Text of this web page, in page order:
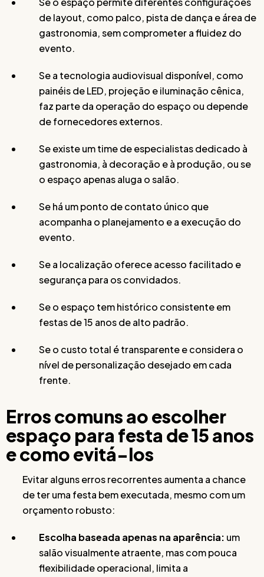
de layout, como palco, pista de dança e área de
gastronomia, sem comprometer a fluidez do
evento.
Se a tecnologia audiovisual disponível, como
painéis de LED, projeção e iluminação cênica,
faz parte da operação do espaço ou depende
de fornecedores externos.
Se existe um time de especialistas dedicado à
gastronomia, à decoração e à produção, ou se
o espaço apenas aluga o salão.
Se há um ponto de contato único que
acompanha o planejamento e a execução do
evento.
Se a localização oferece acesso facilitado e
segurança para os convidados.
Se o espaço tem histórico consistente em
festas de 15 anos de alto padrão.
Se o custo total é transparente e considera o
nível de personalização desejado em cada
frente.
Erros comuns ao escolher
espaço para festa de 15 anos
e como evitá-los
Evitar alguns erros recorrentes aumenta a chance
de ter uma festa bem executada, mesmo com um
orçamento robusto:
Escolha baseada apenas na aparência: um
salão visualmente atraente, mas com pouca
flexibilidade operacional, limita a